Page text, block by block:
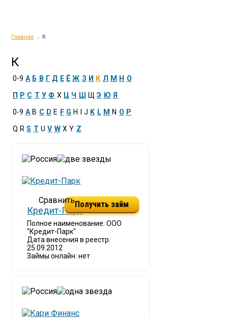
Главная → К
К
0-9 А Б В Г Д Е Ё Ж З И К Л М Н О
П Р С Т У Ф Х Ц Ч Ш Щ Э Ю Я
0-9 A B C D E F G H J K L M N O P
Q R S T U V W X Y Z
Кредит-Парк
Полное наименование: ООО
"Кредит-Парк"
Дата внесения в реестр:
25.09.2012
Займы онлайн: нет
Получить займ